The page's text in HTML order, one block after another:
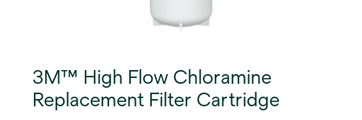
3M™ High Flow Chloramine
Replacement Filter Cartridge